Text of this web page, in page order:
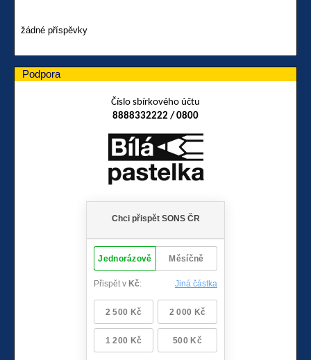
žádné příspěvky
Podpora
Číslo sbírkového účtu
8888332222 / 0800